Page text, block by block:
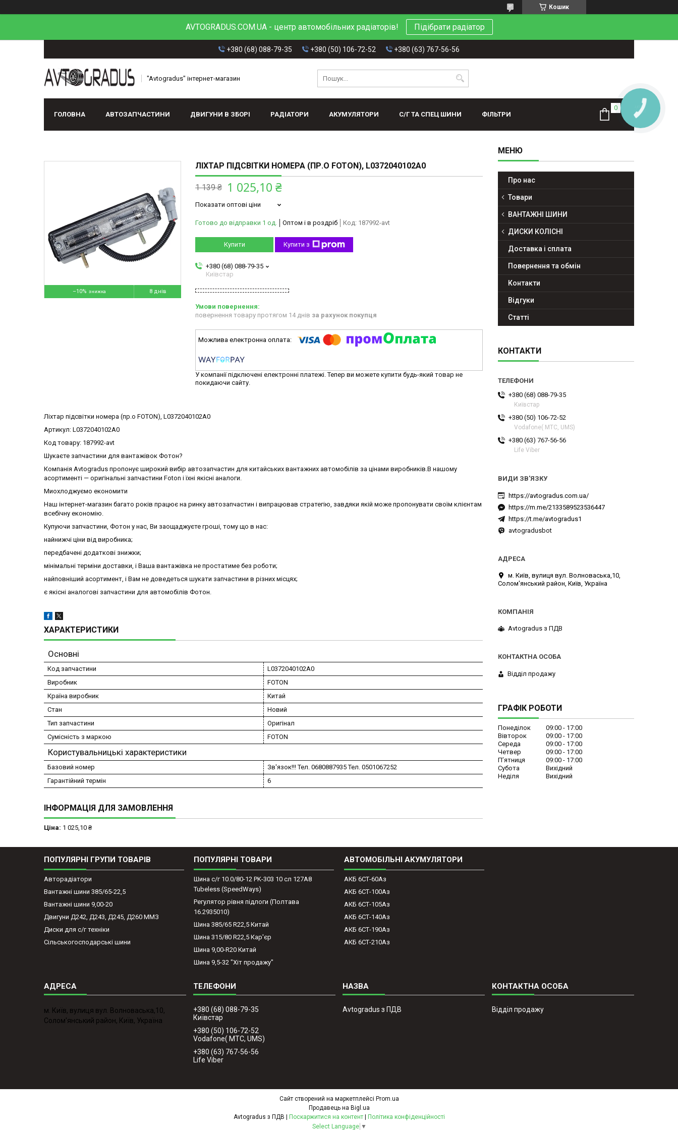
Кошик
AVTOGRADUS.COM.UA - центр автомобільних радіаторів! Підібрати радіатор
+380 (68) 088-79-35 +380 (50) 106-72-52 +380 (63) 767-56-56
"Avtogradus" інтернет-магазин
ГОЛОВНА АВТОЗАПЧАСТИНИ ДВИГУНИ В ЗБОРІ РАДІАТОРИ АКУМУЛЯТОРИ С/Г ТА СПЕЦ ШИНИ ФІЛЬТРИ
–10% 8 днів
ЛІХТАР ПІДСВІТКИ НОМЕРА (ПР.О FOTON), L0372040102A0
1 139 ₴ 1 025,10 ₴
Показати оптові ціни
Готово до відправки 1 од. Оптом і в роздріб Код: 187992-avt
Купити Купити з
+380 (68) 088-79-35
Київстар
повернення товару протягом 14 днів за рахунок покупця
У компанії підключені електронні платежі. Тепер ви можете купити будь-який товар не
покидаючи сайту.
Ліхтар підсвітки номера (пр.о FOTON), L0372040102A0
Артикул: L0372040102A0
Код товару: 187992-avt
Шукаєте запчастини для вантажівок Фотон?
Компанія Avtogradus пропонує широкий вибір автозапчастин для китайських вантажних автомобілів за цінами виробників.В нашому
асортименті — оригінальні запчастини Foton і їхні якісні аналоги.
Миохлоджуємо економити
Наш інтернет-магазин багато років працює на ринку автозапчастин і випрацював стратегію, завдяки якій може пропонувати своїм клієнтам
всебічну економію.
Купуючи запчастини, Фотон у нас, Ви заощаджуєте гроші, тому що в нас:
найнижчі ціни від виробника;
передбачені додаткові знижки;
мінімальні терміни доставки, і Ваша вантажівка не простатиме без роботи;
найповніший асортимент, і Вам не доведеться шукати запчастини в різних місцях;
є якісні аналогові запчастини для автомобілів Фотон.
ХАРАКТЕРИСТИКИ
Основні
Код запчастини
L0372040102A0
Виробник
FOTON
Країна виробник
Китай
Стан
Новий
Тип запчастини
Оригінал
Сумісність з маркою
FOTON
Користувальницькі характеристики
Базовий номер
Зв'язок!!! Тел. 0680887935 Тел. 0501067252
Гарантійний термін
6
ІНФОРМАЦІЯ ДЛЯ ЗАМОВЛЕННЯ
Ціна: 1 025,10 ₴
Про нас
Товари
ВАНТАЖНІ ШИНИ
ДИСКИ КОЛІСНІ
Доставка і сплата
Повернення та обмін
Контакти
Відгуки
Статті
КОНТАКТИ
+380 (68) 088-79-35
Київстар
+380 (50) 106-72-52
Vodafone( МТС, UMS)
+380 (63) 767-56-56
Life Viber
https://avtogradus.com.ua/
https://m.me/2133589523536447
https://t.me/avtogradus1
avtogradusbot
м. Київ, вулиця вул. Волноваська,10,
Солом'янський район, Київ, Україна
Avtogradus з ПДВ
Відділ продажу
ГРАФІК РОБОТИ
Понеділок 09:00
17:00
Вівторок
09:00
17:00
Середа
09:00
17:00
Четвер
09:00
17:00
Пʼятниця
09:00
17:00
Субота
Вихідний
Неділя
Вихідний
ПОПУЛЯРНІ ГРУПИ ТОВАРІВ
Авторадіатори
Вантажні шини 385/65-22,5
Вантажні шини 9,00-20
Двигуни Д242, Д243, Д245, Д260 ММЗ
Диски для с/г техніки
Сільськогосподарські шини
ПОПУЛЯРНІ ТОВАРИ
Шина с/г 10.0/80-12 PK-303 10 сл 127A8
Tubeless (SpeedWays)
Регулятор рівня підлоги (Полтава
16.2935010)
Шина 385/65 R22,5 Китай
Шина 315/80 R22,5 Кар'єр
Шина 9,00-R20 Китай
Шина 9,5-32 "Хіт продажу"
АВТОМОБІЛЬНІ АКУМУЛЯТОРИ
АКБ 6СТ-60Аз
АКБ 6СТ-100Аз
АКБ 6СТ-105Аз
АКБ 6СТ-140Аз
АКБ 6СТ-190Аз
АКБ 6СТ-210Аз
м. Київ, вулиця вул. Волноваська,10,
Солом'янський район, Київ, Україна
+380 (68) 088-79-35
Київстар
+380 (50) 106-72-52
Vodafone( МТС, UMS)
+380 (63) 767-56-56
Life Viber
Avtogradus з ПДВ Відділ продажу
Сайт створений на маркетплейсі Prom.ua
Продавець на Bigl.ua
Поскаржитися на контент
Політика конфіденційності
Select Language ▼
КНОПКА
ЗВ'ЯЗКУ